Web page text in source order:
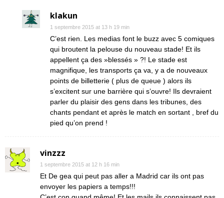
klakun
1 septembre 2015 at 13 h 19 min
C’est rien. Les medias font le buzz avec 5 comiques
qui broutent la pelouse du nouveau stade! Et ils
appellent ça des »blessés » ?! Le stade est
magnifique, les transports ça va, y a de nouveaux
points de billetterie ( plus de queue ) alors ils
s’excitent sur une barrière qui s’ouvre! Ils devraient
parler du plaisir des gens dans les tribunes, des
chants pendant et après le match en sortant , bref du
pied qu’on prend !
vinzzz
1 septembre 2015 at 12 h 16 min
Et De gea qui peut pas aller a Madrid car ils ont pas
envoyer les papiers a temps!!!